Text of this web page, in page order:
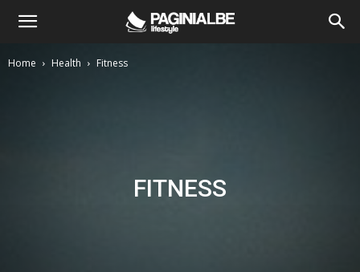
Home Health Fitness
FITNESS